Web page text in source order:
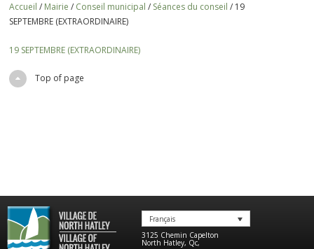
Accueil / Mairie / Conseil municipal / Séances du conseil / 19
SEPTEMBRE (EXTRAORDINAIRE)
19 SEPTEMBRE (EXTRAORDINAIRE)
Top of page
Français
3125 Chemin Capelton
North Hatley, Qc,